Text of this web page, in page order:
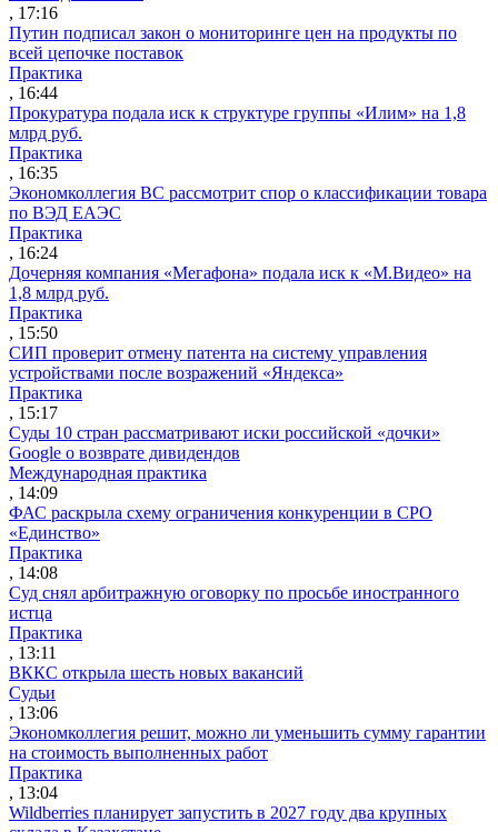
, 17:16
Путин подписал закон о мониторинге цен на продукты по
всей цепочке поставок
Практика
, 16:44
Прокуратура подала иск к структуре группы «Илим» на 1,8
млрд руб.
Практика
, 16:35
Экономколлегия ВС рассмотрит спор о классификации товара
по ВЭД ЕАЭС
Практика
, 16:24
Дочерняя компания «Мегафона» подала иск к «М.Видео» на
1,8 млрд руб.
Практика
, 15:50
СИП проверит отмену патента на систему управления
устройствами после возражений «Яндекса»
Практика
, 15:17
Суды 10 стран рассматривают иски российской «дочки»
Google о возврате дивидендов
Международная практика
, 14:09
ФАС раскрыла схему ограничения конкуренции в СРО
«Единство»
Практика
, 14:08
Суд снял арбитражную оговорку по просьбе иностранного
истца
Практика
, 13:11
ВККС открыла шесть новых вакансий
Судьи
, 13:06
Экономколлегия решит, можно ли уменьшить сумму гарантии
на стоимость выполненных работ
Практика
, 13:04
Wildberries планирует запустить в 2027 году два крупных